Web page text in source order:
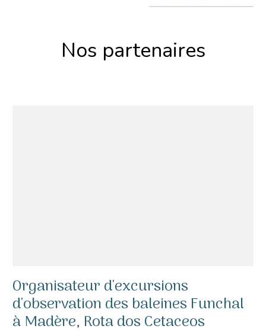
Nos partenaires
Organisateur d'excursions
d'observation des baleines Funchal
à Madère, Rota dos Cetaceos